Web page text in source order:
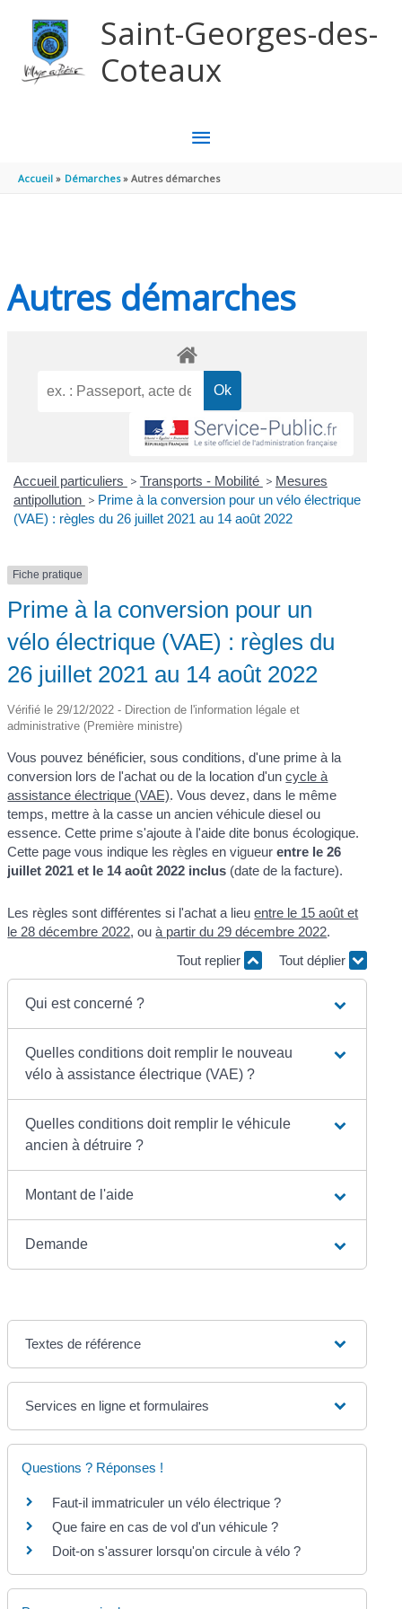
Saint-Georges-des-
Coteaux
MENU
PRINCIPAL
Accueil Démarches Autres démarches
Autres démarches
Accueil particuliers > Transports - Mobilité > Mesures
antipollution > Prime à la conversion pour un vélo électrique
(VAE) : règles du 26 juillet 2021 au 14 août 2022
Fiche pratique
Prime à la conversion pour un
vélo électrique (VAE) : règles du
26 juillet 2021 au 14 août 2022
Vérifié le 29/12/2022 - Direction de l'information légale et
administrative (Première ministre)
Vous pouvez bénéficier, sous conditions, d'une prime à la
conversion lors de l'achat ou de la location d'uncycle à
assistance électrique (VAE). Vous devez, dans le même
temps, mettre à la casse un ancien véhicule diesel ou
essence. Cette prime s'ajoute à l'aide dite bonus écologique.
Cette page vous indique les règles en vigueurentre le 26
juillet 2021 et le 14 août 2022 inclus (date de la facture).
Les règles sont différentes si l'achat a lieuentre le 15 août et
le 28 décembre 2022, ouà partir du 29 décembre 2022.
Tout replier
Tout déplier
Qui est concerné ?
Quelles conditions doit remplir le nouveau
vélo à assistance électrique (VAE) ?
Quelles conditions doit remplir le véhicule
ancien à détruire ?
Montant de l'aide
Demande
Textes de référence
Services en ligne et formulaires
Questions ? Réponses !
Faut-il immatriculer un vélo électrique ?
Que faire en cas de vol d'un véhicule ?
Doit-on s'assurer lorsqu'on circule à vélo ?